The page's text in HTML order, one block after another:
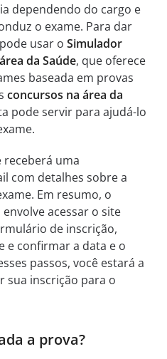
dependendo do cargo e
o exame. Para dar
usar o Simulador
da Saúde, que oferece
baseada em provas
concursos na área da
pode servir para ajudá-lo
receberá uma
com detalhes sobre a
Em resumo, o
acessar o site
de inscrição,
e confirmar a data e o
passos, você estará a
sua inscrição para o
a prova?